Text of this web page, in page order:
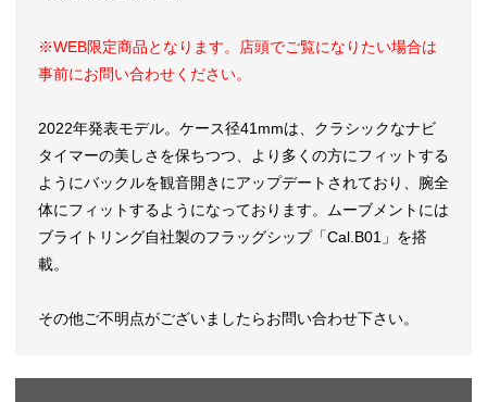
※WEB限定商品となります。店頭でご覧になりたい場合は
事前にお問い合わせください。
2022年発表モデル。ケース径41mmは、クラシックなナビ
タイマーの美しさを保ちつつ、より多くの方にフィットする
ようにバックルを観音開きにアップデートされており、腕全
体にフィットするようになっております。ムーブメントには
ブライトリング自社製のフラッグシップ「Cal.B01」を搭
載。
その他ご不明点がございましたらお問い合わせ下さい。